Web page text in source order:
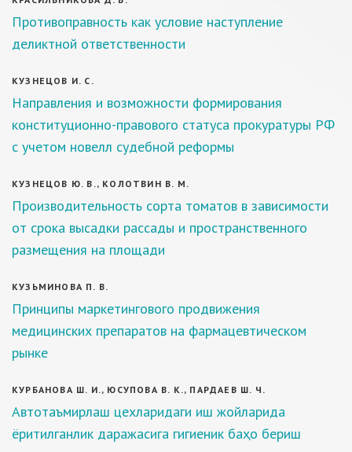
Противоправность как условие наступление
деликтной ответственности
КУЗНЕЦОВ И. С.
Направления и возможности формирования
конституционно-правового статуса прокуратуры РФ
с учетом новелл судебной реформы
КУЗНЕЦОВ Ю. В., КОЛОТВИН В. М.
Производительность сорта томатов в зависимости
от срока высадки рассады и пространственного
размещения на площади
КУЗЬМИНОВА П. В.
Принципы маркетингового продвижения
медицинских препаратов на фармацевтическом
рынке
КУРБАНОВА Ш. И., ЮСУПОВА В. К., ПАРДАЕВ Ш. Ч.
Автотаъмирлаш цехларидаги иш жойларида
ёритилганлик даражасига гигиеник баҳо бериш